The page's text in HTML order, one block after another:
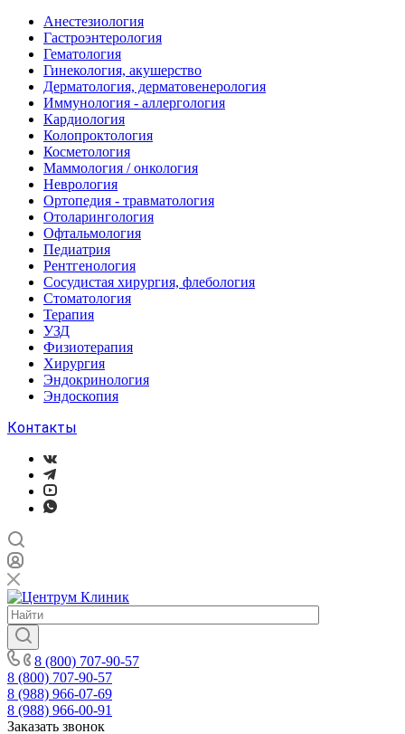
Анестезиология
Гастроэнтерология
Гематология
Гинекология, акушерство
Дерматология, дерматовенерология
Иммунология - аллергология
Кардиология
Колопроктология
Косметология
Маммология / онкология
Неврология
Ортопедия - травматология
Отоларингология
Офтальмология
Педиатрия
Рентгенология
Сосудистая хирургия, флебология
Стоматология
Терапия
УЗД
Физиотерапия
Хирургия
Эндокринология
Эндоскопия
Контакты
8 (800) 707-90-57
8 (800) 707-90-57
8 (988) 966-07-69
8 (988) 966-00-91
Заказать звонок